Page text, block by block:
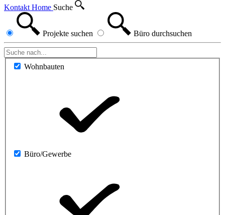
Kontakt Home Suche
Projekte suchen Büro durchsuchen
Wohnbauten
Büro/Gewerbe